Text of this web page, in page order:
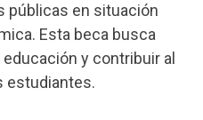
públicas en situación
Esta beca busca
y contribuir al
estudiantes.